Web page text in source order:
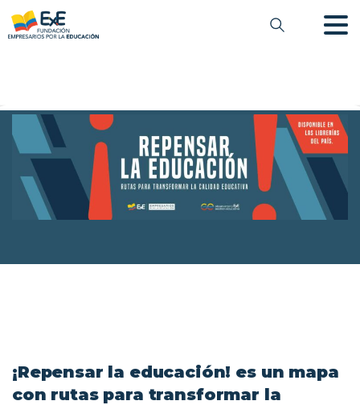
¡Repensar la educación! es un mapa
con rutas para transformar la